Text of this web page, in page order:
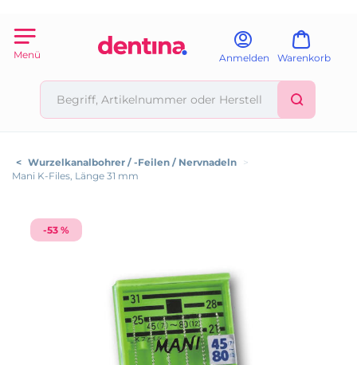
Menü Anmelden Warenkorb
< Wurzelkanalbohrer / -Feilen / Nervnadeln >
Mani K-Files, Länge 31 mm
-53 %